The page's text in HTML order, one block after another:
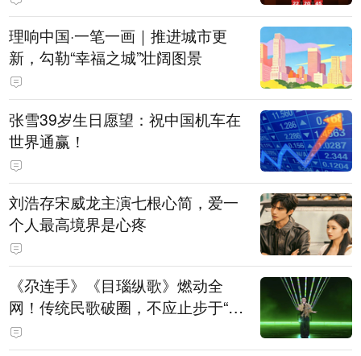
理响中国·一笔一画｜推进城市更
新，勾勒“幸福之城”壮阔图景
张雪39岁生日愿望：祝中国机车在
世界通赢！
刘浩存宋威龙主演七根心简，爱一
个人最高境界是心疼
《尕连手》《目瑙纵歌》燃动全
网！传统民歌破圈，不应止步于“上
头”